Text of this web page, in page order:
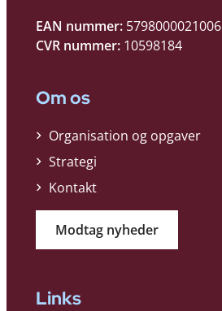
EAN nummer: 5798000021006
CVR nummer: 10598184
Om os
Organisation og opgaver
Strategi
Kontakt
Modtag nyheder
Links